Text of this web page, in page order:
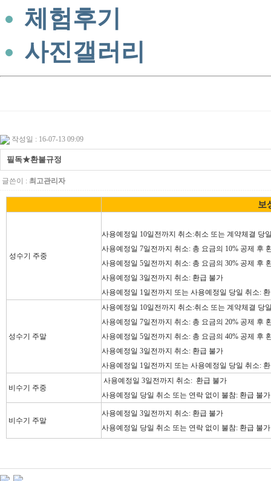
체험후기
사진갤러리
작성일 : 16-07-13 09:09
필독★환불규정
글쓴이 : 최고관리자
보
성수기 주중
사용예정일 10일전까지 취소:취소 또는 계약체결 당
사용예정일 7일전까지 취소: 총 요금의 10% 공제 후
사용예정일 5일전까지 취소: 총 요금의 30% 공제 후
사용예정일 3일전까지 취소: 환급 불가
사용예정일 1일전까지 또는 사용예정일 당일 취소:
성수기 주말
사용예정일 10일전까지 취소:취소 또는 계약체결 당
사용예정일 7일전까지 취소: 총 요금의 20% 공제 후
사용예정일 5일전까지 취소: 총 요금의 40% 공제 후
사용예정일 3일전까지 취소: 환급 불가
사용예정일 1일전까지 또는 사용예정일 당일 취소:
비수기 주중
사용예정일 3일전까지 취소: 환급 불가
사용예정일 당일 취소 또는 연락 없이 불참: 환급 불가
비수기 주말
사용예정일 3일전까지 취소: 환급 불가
사용예정일 당일 취소 또는 연락 없이 불참: 환급 불가